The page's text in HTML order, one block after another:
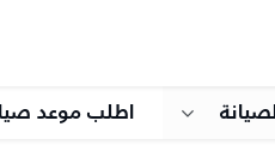
الصيانة اطلب موعد